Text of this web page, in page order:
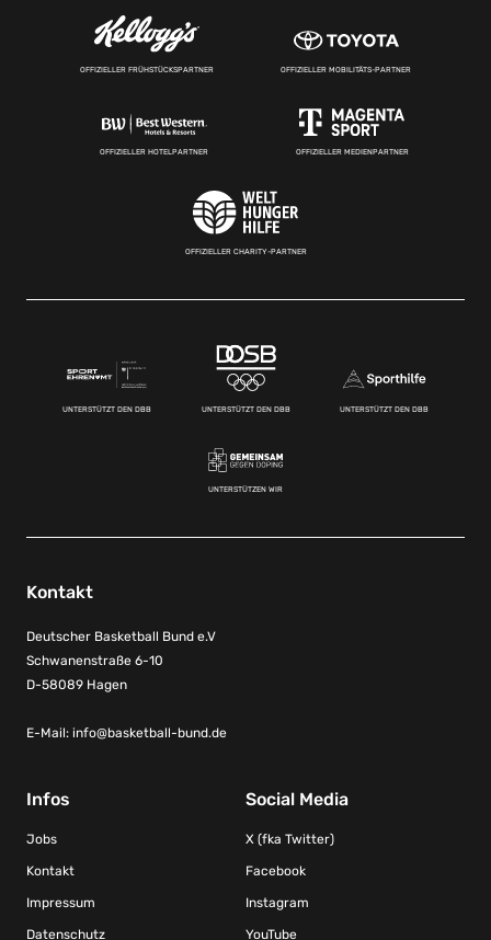
OFFIZIELLER FRÜHSTÜCKSPARTNER OFFIZIELLER MOBILITÄTS-PARTNER
OFFIZIELLER HOTELPARTNER OFFIZIELLER MEDIENPARTNER
OFFIZIELLER CHARITY-PARTNER
UNTERSTÜTZT DEN DBB UNTERSTÜTZT DEN DBB UNTERSTÜTZT DEN DBB
UNTERSTÜTZEN WIR
Kontakt
Deutscher Basketball Bund e.V
Schwanenstraße 6-10
D-58089 Hagen
E-Mail: info@basketball-bund.de
Infos
Jobs
Kontakt
Impressum
Datenschutz
Social Media
X (fka Twitter)
Facebook
Instagram
YouTube